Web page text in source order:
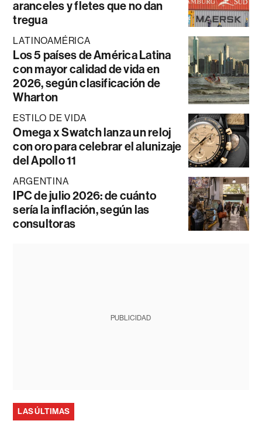
aranceles y fletes que no dan
tregua
LATINOAMÉRICA
Los 5 países de América Latina
con mayor calidad de vida en
2026, según clasificación de
Wharton
ESTILO DE VIDA
Omega x Swatch lanza un reloj
con oro para celebrar el alunizaje
del Apollo 11
ARGENTINA
IPC de julio 2026: de cuánto
sería la inflación, según las
consultoras
PUBLICIDAD
LAS ÚLTIMAS